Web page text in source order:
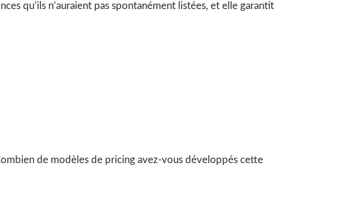
qu’ils n’auraient pas spontanément listées, et elle garantit
de modèles de pricing avez-vous développés cette